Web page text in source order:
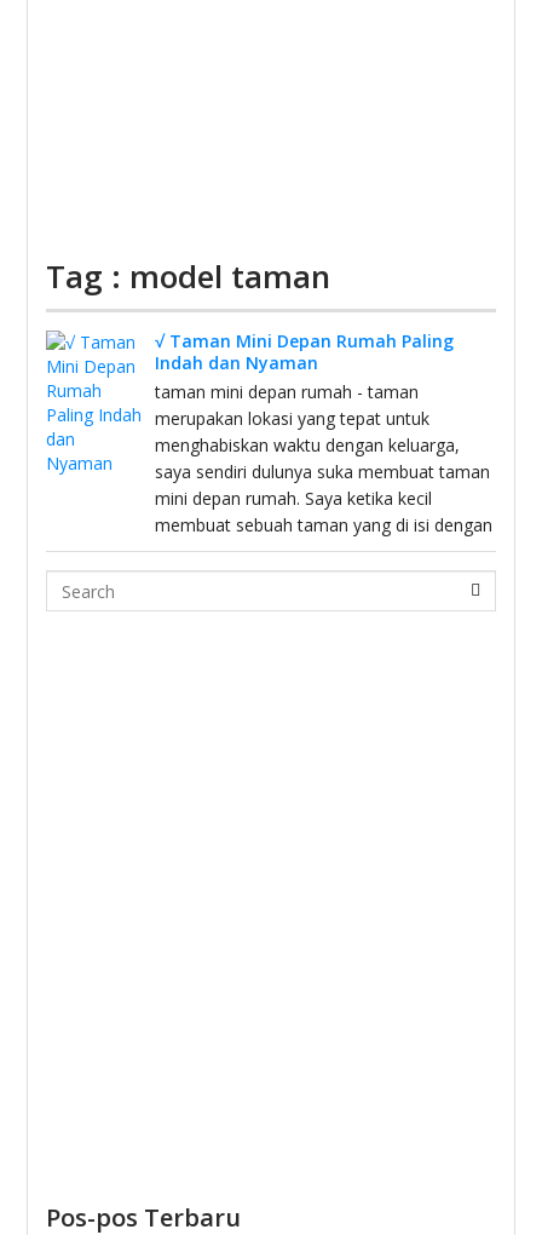
Tag : model taman
√ Taman Mini Depan Rumah Paling
Indah dan Nyaman
taman mini depan rumah - taman
merupakan lokasi yang tepat untuk
menghabiskan waktu dengan keluarga,
saya sendiri dulunya suka membuat taman
mini depan rumah. Saya ketika kecil
membuat sebuah taman yang di isi dengan
Search
Pos-pos Terbaru